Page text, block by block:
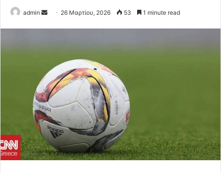
admin
Send 26 Μαρτίου, 2026 53 1 minute read